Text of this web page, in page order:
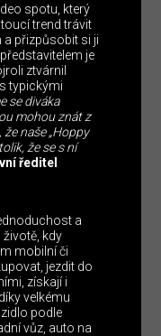
spotu, který
trend trávit
a přizpůsobit si ji
je
ztvárnil
typickými
se diváka
mohou znát z
naše „Hoppy
že se s ní
ředitel
a
kdy
mobilní či
jezdit do
získají i
velkému
podle
vůz, auto na